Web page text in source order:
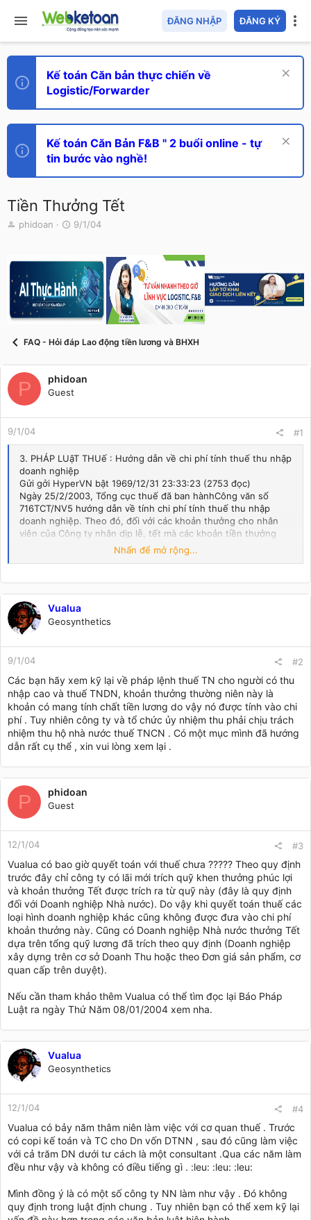
ĐĂNG NHẬP ĐĂNG KÝ
Kế toán Căn bản thực chiến về
Logistic/Forwarder
Kế toán Căn Bản F&B " 2 buổi online - tự
tin bước vào nghề!
Tiền Thưởng Tết
T
e
a
d
s
a
r
phidoan
N
y
g
ử
i
9/1/04
FAQ - Hỏi đáp Lao động tiền lương và BHXH
P phidoan
Guest
9/1/04 #1
3. PHÁP LUậT THUế : Hướng dẫn về chi phí tính thuế thu nhập
doanh nghiệp
Gửi gởi HyperVN bật 1969/12/31 23:33:23 (2753 đọc)
Ngày 25/2/2003, Tổng cục thuế đã ban hànhCông văn số
716TCT/NV5 hướng dẫn về tính chi phí tính thuế thu nhập
doanh nghiệp. Theo đó, đối với các khoản thưởng cho nhân
viên của Công ty nhân dịp lễ, tết mà các khoản tiền thưởng
này đã được thỏa thuận trong hợp đồng lao động và thỏa ước
lao động tập thể thì được tính vào chi phí khi xác định thu
VACO
Hôm qua PD có xem trên báo Pháp Luật có đăng bài trả lời của
Vụ trưởng Vụ Kế toán Bùi Văn Mai cho răng chưa có hướng
dẫn nào của Tổng Cục Thuế về việc cho phép ghi nhận tiền
thưởng Tết của các DN vào Chi phí hợp lệ khi tính thu nhập
chịu thuế. Vậy có phải là khi Luật thuế mới ra đời thì các công
ghi rõ là những công văn nào trái với Thông tư sẽ bị bãi bỏ,
vậy công văn trên có bị bãi bỏ không???
Theo ý kiến của tôi thì các khoản thưởng trên phải được đưa
vào chi phí hợp lý khi tính Thuế TNDN vì các khoản thưởng này
đã phải chịu thuế Thu nhập cá nhân rồi, nếu không cho đưa
thưởng trên đã chịu thuế 2 lần????? (vừa chịu thuế TNDN vừa
chịu thuế TN cá nhân).
Một thắc mắc nữa là tiền lương để tính chi phí hợp lý. Trong
Thông tư có quy định tốc độ tăng tiền lương không được cao
hơn tốc độ tăng Thu nhập chịu thuế. Giả sử trong trường hợp
nền kinh tế gặp khó khăn, hoặc DN gặp khó khăn, kinh doanh
bị lỗ hoặc lãi ít thì sao; trường hợp DN mở rộng kinh doanh nên
cần tuyển thêm nhiều nhân viên???? Chẳng lẽ DN không được
tuyển thêm người hoặc không được tăng lương cho nhân
viên??? Nhà nước đã quản lý thông qua việc bắt buộc DN phải
đăng ký tổng quỹ lương hàng năm, HĐLĐ phải có đăng ký sử
dụng lao động... Vậy thêm ràng buột này có cần thiết không,
có làm cản trở sự phát triển của DN không??? :wall
Nhấn để mở rộng...
Vualua
Geosynthetics
9/1/04 #2
Các bạn hãy xem kỹ lại về pháp lệnh thuế TN cho người có thu
nhập cao và thuế TNDN, khoản thưởng thường niên này là
khoản có mang tính chất tiền lương do vậy nó được tính vào chi
phí . Tuy nhiên công ty và tổ chức ủy nhiệm thu phải chịu trách
nhiệm thu hộ nhà nước thuế TNCN . Có một mục mình đã hướng
dẫn rất cụ thể , xin vui lòng xem lại .
P phidoan
Guest
12/1/04 #3
Vualua có bao giờ quyết toán với thuế chưa ????? Theo quy định
trước đây chỉ công ty có lãi mới trích quỹ khen thưởng phúc lợi
và khoản thưởng Tết được trích ra từ quỹ này (đây là quy định
đối với Doanh nghiệp Nhà nước). Do vậy khi quyết toán thuế các
loại hình doanh nghiệp khác cũng không được đưa vào chi phí
khoản thưởng này. Cũng có Doanh nghiệp Nhà nước thưởng Tết
dựa trên tổng quỹ lương đã trích theo quy định (Doanh nghiệp
xây dựng trên cơ sở Doanh Thu hoặc theo Đơn giá sản phẩm, cơ
quan cấp trên duyệt).
Nếu cần tham khảo thêm Vualua có thể tìm đọc lại Báo Pháp
Luật ra ngày Thứ Năm 08/01/2004 xem nha.
Vualua
Geosynthetics
12/1/04 #4
Vualua có bảy năm thâm niên làm việc với cơ quan thuế . Trước
có copi kế toán và TC cho Dn vốn DTNN , sau đó cũng làm việc
với cả trăm DN dưới tư cách là một consultant .Qua các năm làm
đều như vậy và không có điều tiếng gì . :leu: :leu: :leu:
Mình đồng ý là có một số công ty NN làm như vậy . Đó không
quy định trong luật định chung . Tuy nhiên bạn có thể xem kỹ lại